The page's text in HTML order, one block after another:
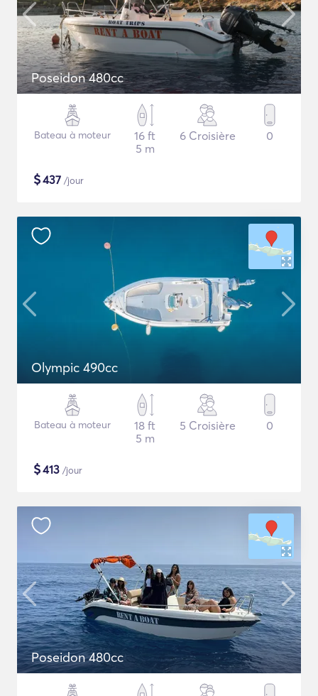
Poseidon 480cc
Bateau à moteur
16 ft
5 m
6 Croisière 0
$437 /jour
Olympic 490cc
Bateau à moteur
18 ft
5 m
5 Croisière 0
$413 /jour
Poseidon 480cc